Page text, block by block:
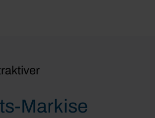
Markise